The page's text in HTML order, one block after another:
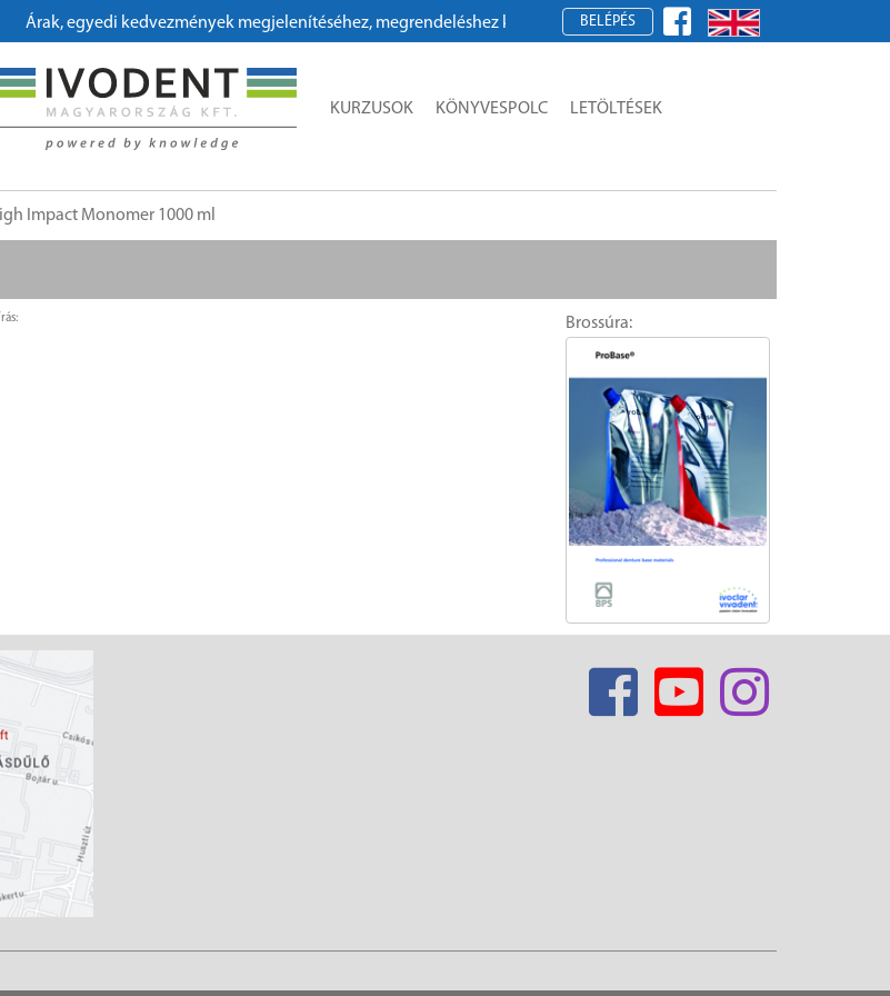
Árak, egyedi kedvezmények megjelenítéséhez, megrendeléshez kérjük, regisztráljon!
BELÉPÉS
KURZUSOK KÖNYVESPOLC LETÖLTÉSEK
Impact Monomer 1000 ml
Brossúra: